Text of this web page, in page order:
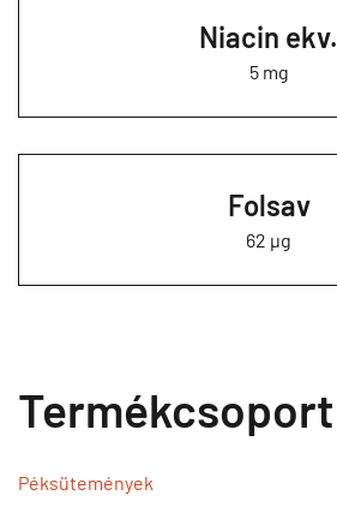
Niacin ekv.
5 mg
Folsav
62 µg
Termékcsoport
Péksütemények